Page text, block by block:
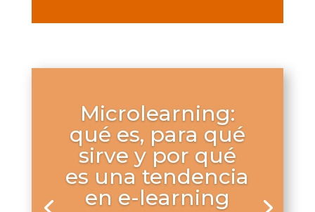
Microlearning:
qué es, para qué
sirve y por qué
es una tendencia
en e-learning